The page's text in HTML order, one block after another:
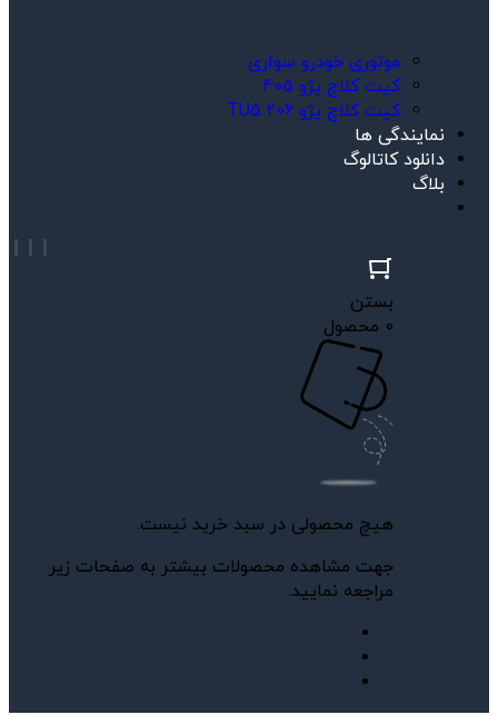
موتوری خودرو سواری
کیت کلاچ پژو 405
کیت کلاچ پژو TU5 206
نمایندگی ها
دانلود کاتالوگ
بلاگ
بستن
0 محصول
هیچ محصولی در سبد خرید نیست.
جهت مشاهده محصولات بیشتر به صفحات زیر
مراجعه نمایید.